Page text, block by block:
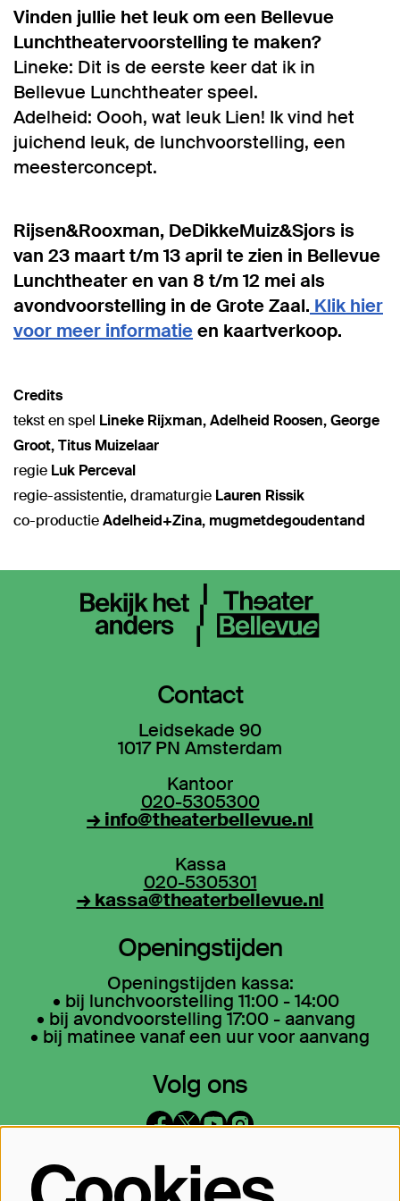
Vinden jullie het leuk om een Bellevue
Lunchtheatervoorstelling te maken?
Lineke: Dit is de eerste keer dat ik in
Bellevue Lunchtheater speel.
Adelheid: Oooh, wat leuk Lien! Ik vind het
juichend leuk, de lunchvoorstelling, een
meesterconcept.
Rijsen&Rooxman, DeDikkeMuiz&Sjors is
van 23 maart t/m 13 april te zien in Bellevue
Lunchtheater en van 8 t/m 12 mei als
avondvoorstelling in de Grote Zaal. Klik hier
voor meer informatieen kaartverkoop.
Credits
tekst en spel Lineke Rijxman, Adelheid Roosen, George
Groot, Titus Muizelaar
regie Luk Perceval
regie-assistentie, dramaturgie Lauren Rissik
co-productieAdelheid+Zina, mugmetdegoudentand
Contact
Leidsekade 90
1017 PN Amsterdam
Kantoor
020-5305300
→ info@theaterbellevue.nl
Kassa
020-5305301
→ kassa@theaterbellevue.nl
Openingstijden
Openingstijden kassa:
• bij lunchvoorstelling 11:00 - 14:00
• bij avondvoorstelling 17:00 - aanvang
• bij matinee vanaf een uur voor aanvang
Volg ons
Op de hoogte blijven?